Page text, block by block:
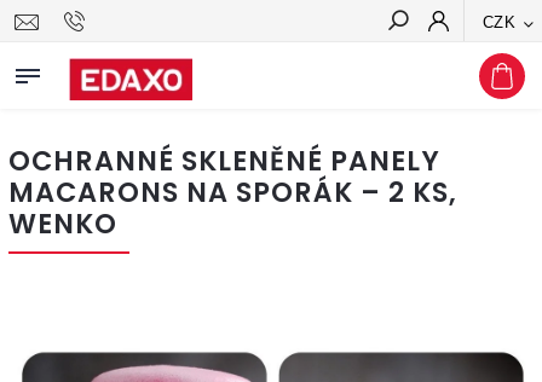
CZK
Hledat
OCHRANNÉ SKLENĚNÉ PANELY
MACARONS NA SPORÁK – 2 KS,
WENKO